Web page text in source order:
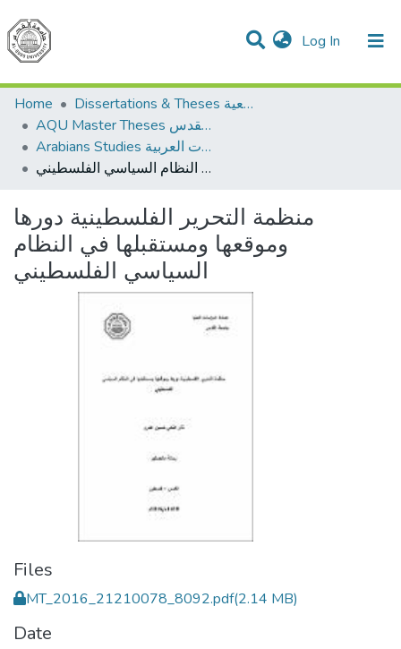
Log In (current)
Communities & Collections
All of DSpace
Home
Dissertations & Theses الرسائل الجامعية
AQU Master Theses الرسائل الجامعية الخاصة بجامعة القدس
Arabians Studies الدراسات العربية
منظمة التحرير الفلسطينية دورها وموقعها ومستقبلها في النظام السياسي الفلسطيني
منظمة التحرير الفلسطينية دورها
وموقعها ومستقبلها في النظام
السياسي الفلسطيني
Files
MT_2016_21210078_8092.pdf(2.14 MB)
Date